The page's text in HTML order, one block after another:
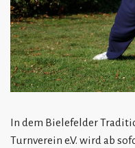
In dem Bielefelder
Turnverein e.V. wird ab